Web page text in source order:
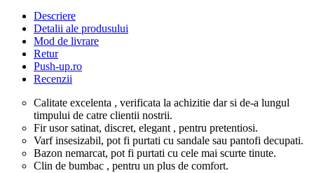
Descriere
Detalii ale produsului
Mod de livrare
Retur
Push-up.ro
Recenzii
Calitate excelenta , verificata la achizitie dar si de-a lungul
timpului de catre clientii nostrii.
Fir usor satinat, discret, elegant , pentru pretentiosi.
Varf insesizabil, pot fi purtati cu sandale sau pantofi decupati.
Bazon nemarcat, pot fi purtati cu cele mai scurte tinute.
Clin de bumbac , pentru un plus de comfort.